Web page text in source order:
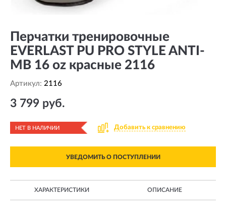
Перчатки тренировочные
EVERLAST PU PRO STYLE ANTI-
MB 16 oz красные 2116
Артикул: 2116
3 799 руб.
НЕТ В НАЛИЧИИ Добавить к сравнению
УВЕДОМИТЬ О ПОСТУПЛЕНИИ
ХАРАКТЕРИСТИКИ ОПИСАНИЕ